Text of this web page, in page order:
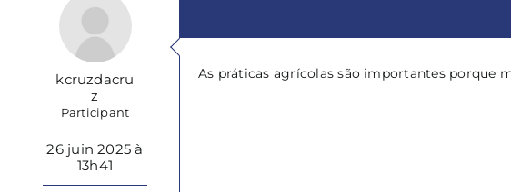
kcruzdacru
z
Participant
26 juin 2025 à
13h41
As práticas agrícolas são importantes porque